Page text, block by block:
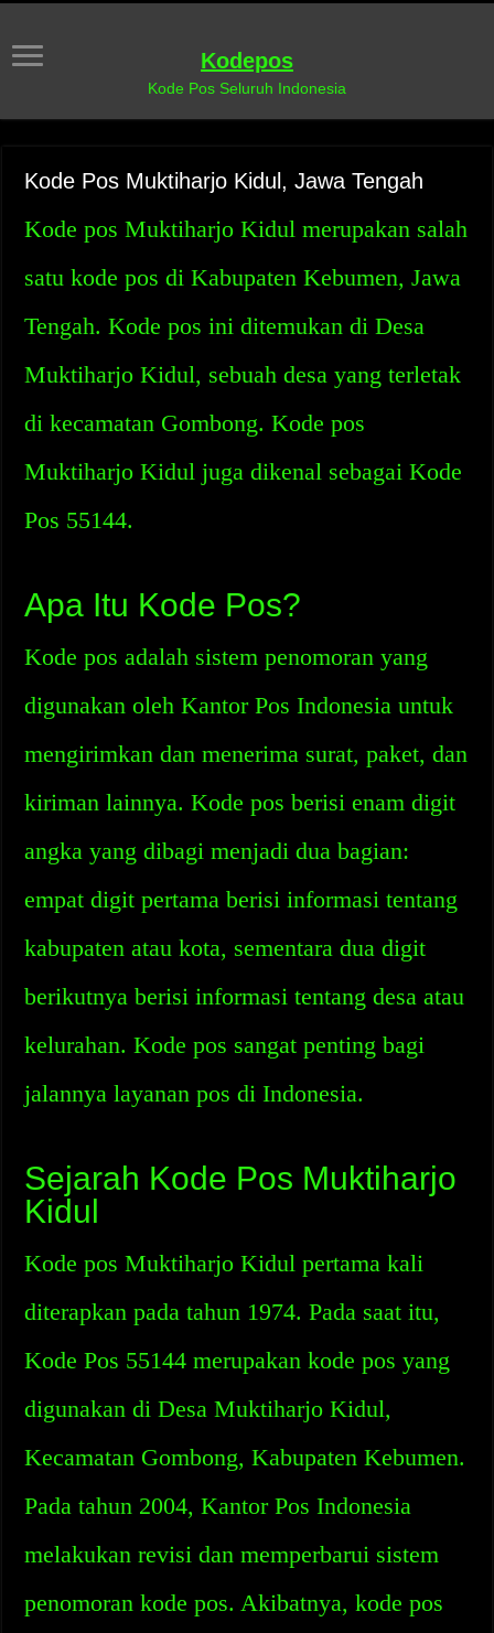
Kodepos
Kode Pos Seluruh Indonesia
Kode Pos Muktiharjo Kidul, Jawa Tengah
Kode pos Muktiharjo Kidul merupakan salah
satu kode pos di Kabupaten Kebumen, Jawa
Tengah. Kode pos ini ditemukan di Desa
Muktiharjo Kidul, sebuah desa yang terletak
di kecamatan Gombong. Kode pos
Muktiharjo Kidul juga dikenal sebagai Kode
Pos 55144.
Apa Itu Kode Pos?
Kode pos adalah sistem penomoran yang
digunakan oleh Kantor Pos Indonesia untuk
mengirimkan dan menerima surat, paket, dan
kiriman lainnya. Kode pos berisi enam digit
angka yang dibagi menjadi dua bagian:
empat digit pertama berisi informasi tentang
kabupaten atau kota, sementara dua digit
berikutnya berisi informasi tentang desa atau
kelurahan. Kode pos sangat penting bagi
jalannya layanan pos di Indonesia.
Sejarah Kode Pos Muktiharjo
Kidul
Kode pos Muktiharjo Kidul pertama kali
diterapkan pada tahun 1974. Pada saat itu,
Kode Pos 55144 merupakan kode pos yang
digunakan di Desa Muktiharjo Kidul,
Kecamatan Gombong, Kabupaten Kebumen.
Pada tahun 2004, Kantor Pos Indonesia
melakukan revisi dan memperbarui sistem
penomoran kode pos. Akibatnya, kode pos